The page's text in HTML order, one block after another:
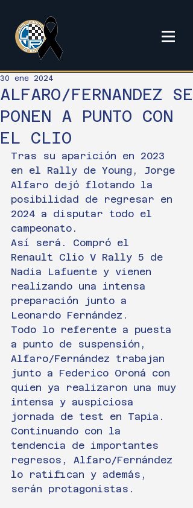
ALFARO/FERNANDEZ SE
PONEN A PUNTO CON
EL CLIO
30 ene 2024
Tras su aparición en 2023
en el Rally de Young, Jorge
Alfaro dejó flotando la
posibilidad de regresar en
2024 a disputar todo el
campeonato.
Así será. Compró el
Renault Clio V Rally 5 de
Nadia Lafuente y vienen
realizando una intensa
preparación junto a
Leonardo Fernández.
Todo lo referente a puesta
a punto de suspensión,
Alfaro/Fernández trabajan
junto a Federico Oroná con
quien ya realizaron una muy
intensa y auspiciosa
jornada de test en Tapia.
Continuando con la
tendencia de importantes
regresos, Alfaro/Fernández
lo ratifican y además,
serán protagonistas.